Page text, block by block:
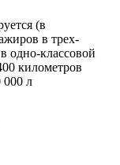
(в
в трех-
одно-классовой
километров
000 л